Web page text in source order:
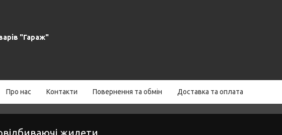
"Гараж"
Про нас Контакти Повернення та обмін Доставка та оплата